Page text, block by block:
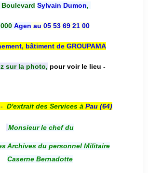
Boulevard Sylvain Dumon,
Agen au 05 53 69 21 00
bâtiment de GROUPAMA
sur la photo, pour voir le lieu -
D'extrait des Services à Pau (64)
Monsieur le chef du
Archives du personnel Militaire
Caserne Bernadotte